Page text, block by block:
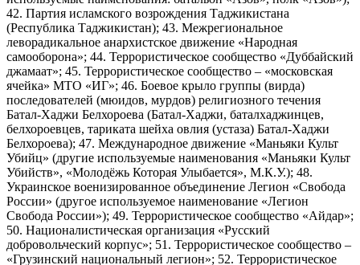
42. Партия исламского возрождения Таджикистана
(Республика Таджикистан); 43. Межрегиональное
леворадикальное анархистское движение «Народная
самооборона»; 44. Террористическое сообщество «Дуббайский
джамаат»; 45. Террористическое сообщество – «московская
ячейка» МТО «ИГ»; 46. Боевое крыло группы (вирда)
последователей (мюидов, мурдов) религиозного течения
Батал-Хаджи Белхороева (Батал-Хаджи, баталхаджинцев,
белхороевцев, тариката шейха овлия (устаза) Батал-Хаджи
Белхороева); 47. Международное движение «Маньяки Культ
Убийц» (другие используемые наименования «Маньяки Культ
Убийств», «Молодёжь Которая Улыбается», М.К.У.); 48.
Украинское военизированное объединение Легион «Свобода
России» (другое используемое наименование «Легион
Свобода России»); 49. Террористическое сообщество «Айдар»;
50. Националистическая организация «Русский
добровольческий корпус»; 51. Террористическое сообщество –
«Грузинский национальный легион»; 52. Террористическое